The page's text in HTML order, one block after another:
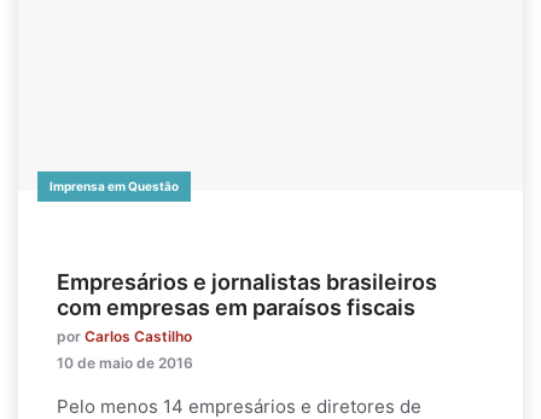
Imprensa em Questão
Empresários e jornalistas brasileiros
com empresas em paraísos fiscais
por Carlos Castilho
10 de maio de 2016
Pelo menos 14 empresários e diretores de